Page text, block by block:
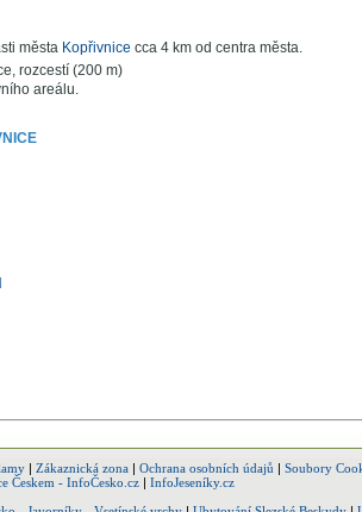
města Kopřivnice cca 4 km od centra města.
rozcestí (200 m)
areálu.
| Zákaznická zona| Ochrana osobních údajů | Soubory
Českem - InfoČesko.cz | InfoJeseníky.cz